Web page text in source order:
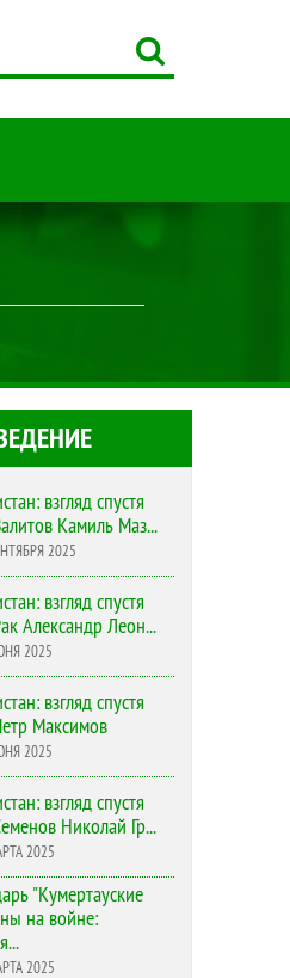
взгляд спустя
Камиль Маз...
2025
взгляд спустя
Александр Леон...
2025
взгляд спустя
Максимов
2025
взгляд спустя
Николай Гр...
2025
"Кумертауские
на войне:
2025